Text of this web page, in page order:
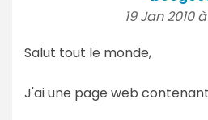
19 Jan 2010 à
Salut tout le monde,
J'ai une page web